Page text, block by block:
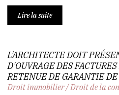
Lire la suite
L'ARCHITECTE DOIT
D'OUVRAGE DES
RETENUE DE GARANTIE
Droit immobilier/Droit de la